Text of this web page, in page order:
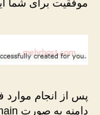
موفقیت برای شما